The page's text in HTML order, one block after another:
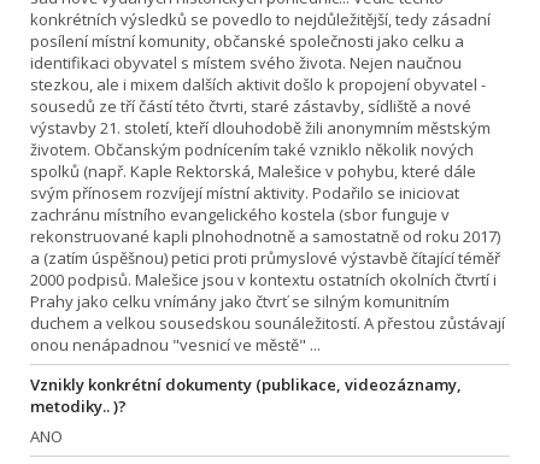
konkrétních výsledků se povedlo to nejdůležitější, tedy zásadní
posílení místní komunity, občanské společnosti jako celku a
identifikaci obyvatel s místem svého života. Nejen naučnou
stezkou, ale i mixem dalších aktivit došlo k propojení obyvatel -
sousedů ze tří částí této čtvrti, staré zástavby, sídliště a nové
výstavby 21. století, kteří dlouhodobě žili anonymním městským
životem. Občanským podnícením také vzniklo několik nových
spolků (např. Kaple Rektorská, Malešice v pohybu, které dále
svým přínosem rozvíjejí místní aktivity. Podařilo se iniciovat
zachránu místního evangelického kostela (sbor funguje v
rekonstruované kapli plnohodnotně a samostatně od roku 2017)
a (zatím úspěšnou) petici proti průmyslové výstavbě čítající téměř
2000 podpisů. Malešice jsou v kontextu ostatních okolních čtvrtí i
Prahy jako celku vnímány jako čtvrť se silným komunitním
duchem a velkou sousedskou sounáležitostí. A přestou zůstávají
onou nenápadnou "vesnicí ve městě" ...
Vznikly konkrétní dokumenty (publikace, videozáznamy,
metodiky.. )?
ANO